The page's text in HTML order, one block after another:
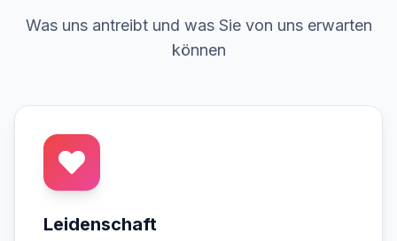
Was uns antreibt und was Sie von uns erwarten
können
Leidenschaft